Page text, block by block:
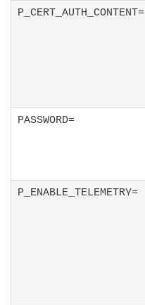
P_CERT_AUTH_CONTENT=
PASSWORD=
P_ENABLE_TELEMETRY=